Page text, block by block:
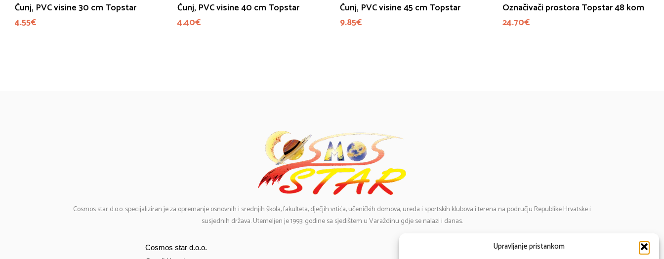
Upravljanje pristankom
Čunj, PVC visine 30 cm Topstar
4.55€
Čunj, PVC visine 40 cm Topstar
4.40€
Čunj, PVC visine 45 cm Topstar
9.85€
Označivači prostora Topstar 48 kom
24.70€
Cosmosstar d.o.o. specijaliziran je za opremanje osnovnih i srednjih škola, fakulteta, dječjih vrtića, učeničkih domova, ureda i sportskih klubova i terena na području Republike Hrvatske i
susjednih država. Utemeljen je 1993. godine sa sjedištem u Varaždinu gdje se nalazi i danas.
Cosmos star d.o.o.
cosmos@cosmos-star.hr